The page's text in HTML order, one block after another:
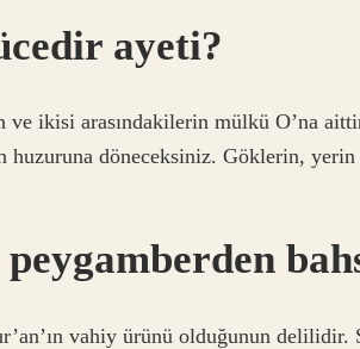
ayeti?
ve ikisi arasındakilerin mülkü O’na
huzuruna döneceksiniz. Göklerin,
vahiy ürünü olduğunun